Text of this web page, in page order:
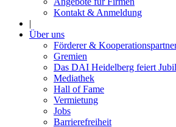
Kontakt & Anmeldung
|
Über uns
Förderer &
Gremien
Das DAI Heidelberg feiert
Mediathek
Hall of Fame
Vermietung
Jobs
Barrierefreiheit